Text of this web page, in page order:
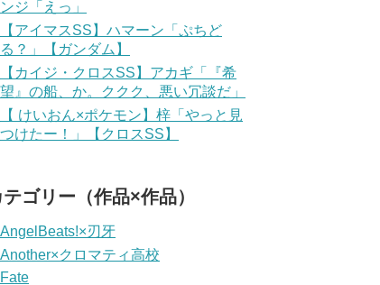
ンジ「えっ」
【アイマスSS】ハマーン「ぷちど
る？」【ガンダム】
【カイジ・クロスSS】アカギ「『希
望』の船、か。ククク、悪い冗談だ」
【 けいおん×ポケモン】梓「やっと見
つけたー！」【クロスSS】
テゴリー（作品×作品）
AngelBeats!×刃牙
Another×クロマティ高校
Fate